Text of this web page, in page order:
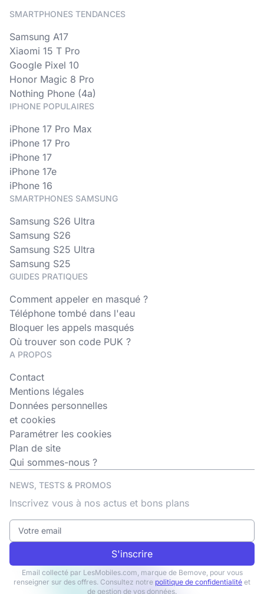
SMARTPHONES TENDANCES
Samsung A17
Xiaomi 15 T Pro
Google Pixel 10
Honor Magic 8 Pro
Nothing Phone (4a)
IPHONE POPULAIRES
iPhone 17 Pro Max
iPhone 17 Pro
iPhone 17
iPhone 17e
iPhone 16
SMARTPHONES SAMSUNG
Samsung S26 Ultra
Samsung S26
Samsung S25 Ultra
Samsung S25
GUIDES PRATIQUES
Comment appeler en masqué ?
Téléphone tombé dans l'eau
Bloquer les appels masqués
Où trouver son code PUK ?
A PROPOS
Contact
Mentions légales
Données personnelles
et cookies
Paramétrer les cookies
Plan de site
Qui sommes-nous ?
NEWS, TESTS & PROMOS
Inscrivez vous à nos actus et bons plans
S'inscrire
Email collecté par LesMobiles.com, marque de Bemove, pour vous
renseigner sur des offres. Consultez notre politique de confidentialité et
de gestion de vos données.